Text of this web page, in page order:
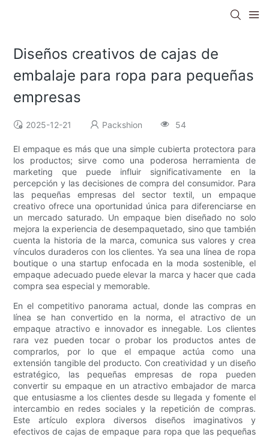
Diseños creativos de cajas de
embalaje para ropa para pequeñas
empresas
2025-12-21 Packshion 54
El empaque es más que una simple cubierta protectora para
los productos; sirve como una poderosa herramienta de
marketing que puede influir significativamente en la
percepción y las decisiones de compra del consumidor. Para
las pequeñas empresas del sector textil, un empaque
creativo ofrece una oportunidad única para diferenciarse en
un mercado saturado. Un empaque bien diseñado no solo
mejora la experiencia de desempaquetado, sino que también
cuenta la historia de la marca, comunica sus valores y crea
vínculos duraderos con los clientes. Ya sea una línea de ropa
boutique o una startup enfocada en la moda sostenible, el
empaque adecuado puede elevar la marca y hacer que cada
compra sea especial y memorable.
En el competitivo panorama actual, donde las compras en
línea se han convertido en la norma, el atractivo de un
empaque atractivo e innovador es innegable. Los clientes
rara vez pueden tocar o probar los productos antes de
comprarlos, por lo que el empaque actúa como una
extensión tangible del producto. Con creatividad y un diseño
estratégico, las pequeñas empresas de ropa pueden
convertir su empaque en un atractivo embajador de marca
que entusiasme a los clientes desde su llegada y fomente el
intercambio en redes sociales y la repetición de compras.
Este artículo explora diversos diseños imaginativos y
efectivos de cajas de empaque para ropa que las pequeñas